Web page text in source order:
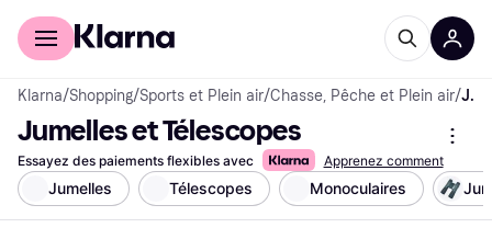
Acheter avec Klarna
Klarna/Shopping/Sports et Plein air/Chasse, Pêche et Plein air/ Jumelles et Télescopes
Jumelles et Télescopes
Essayez des paiements flexibles avec Apprenez comment
Jumelles Télescopes Monoculaires